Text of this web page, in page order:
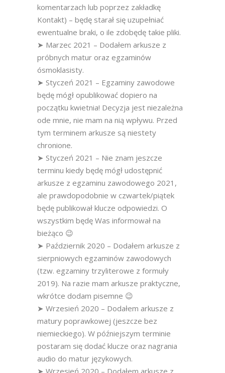
komentarzach lub poprzez zakładkę
Kontakt) – będę starał się uzupełniać
ewentualne braki, o ile zdobędę takie pliki.
➤ Marzec 2021 – Dodałem arkusze z
próbnych matur oraz egzaminów
ósmoklasisty.
➤ Styczeń 2021 – Egzaminy zawodowe
będę mógł opublikować dopiero na
początku kwietnia! Decyzja jest niezależna
ode mnie, nie mam na nią wpływu. Przed
tym terminem arkusze są niestety
chronione.
➤ Styczeń 2021 – Nie znam jeszcze
terminu kiedy będę mógł udostępnić
arkusze z egzaminu zawodowego 2021,
ale prawdopodobnie w czwartek/piątek
będę publikował klucze odpowiedzi. O
wszystkim będę Was informował na
bieżąco 😉
➤ Październik 2020 – Dodałem arkusze z
sierpniowych egzaminów zawodowych
(tzw. egzaminy trzyliterowe z formuły
2019). Na razie mam arkusze praktyczne,
wkrótce dodam pisemne 😉
➤ Wrzesień 2020 – Dodałem arkusze z
matury poprawkowej (jeszcze bez
niemieckiego). W późniejszym terminie
postaram się dodać klucze oraz nagrania
audio do matur językowych.
➤ Wrzesień 2020 – Dodałem arkusze z